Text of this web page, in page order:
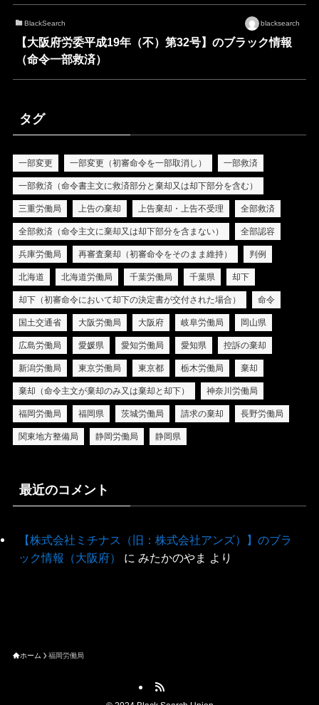
BlackSearch blacksearch
【大阪府労委平成19年（不）第32号】のブラック情報
（命令一部救済）
タグ
一部変更 一部変更（初審命令を一部取消し） 一部救済
一部救済（命令書主文に救済部分と棄却又は却下部分を含む）
三重労働局 上告の棄却 上告棄却・上告不受理 全部救済
全部救済（命令主文に棄却又は却下部分を含まない） 全部認容
兵庫労働局 再審査棄却（初審命令をそのまま維持） 判例
北海道 北海道労働局 千葉労働局 千葉県 却下
却下（初審命令において却下の決定書が交付された場合） 命令
国土交通省 大阪労働局 大阪府 岐阜労働局 岡山県
広島労働局 愛媛県 愛知労働局 愛知県 控訴の棄却
新潟労働局 東京労働局 東京都 栃木労働局 棄却
棄却（命令主文が棄却のみ又は棄却と却下） 神奈川労働局
福岡労働局 福岡県 茨城労働局 請求の棄却 長野労働局
関東地方整備局 静岡労働局 静岡県
最近のコメント
【株式会社ミチナス（旧：株式会社アンズ）】のブラ
ック情報（大阪府）
に みたかのやま より
ホーム 福岡労働局